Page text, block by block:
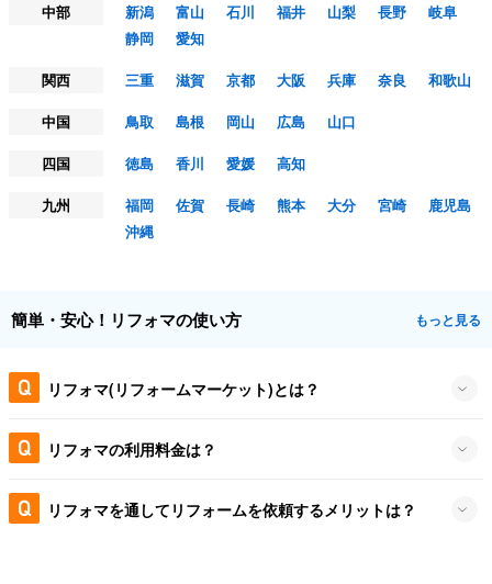
中部
新潟 富山 石川 福井 山梨 長野
岐阜
静岡
愛知
関西
三重 滋賀 京都 大阪 兵庫 奈良
和歌山
中国
鳥取 島根 岡山 広島
山口
四国
徳島 香川 愛媛
高知
九州
福岡 佐賀 長崎 熊本 大分 宮崎
鹿児島
沖縄
簡単・安心！リフォマの使い方 もっと見る
リフォマ(リフォームマーケット)とは？
リフォマの利用料金は？
リフォマを通してリフォームを依頼するメリットは？